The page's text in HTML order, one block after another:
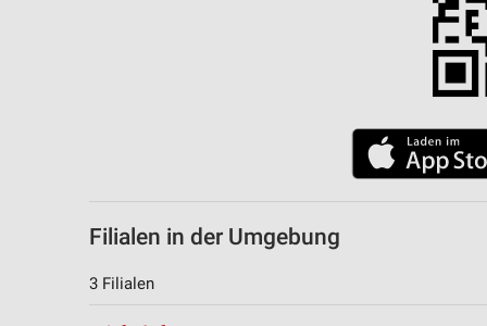
Filialen in der Umgebung
3 Filialen